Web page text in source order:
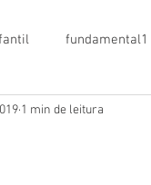
fundamental1
LEÕESDOCEKN
1 min de leitura